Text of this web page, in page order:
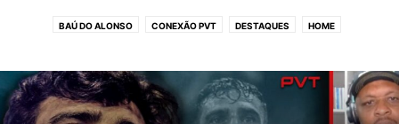
BAÚ DO ALONSO CONEXÃO PVT DESTAQUES HOME